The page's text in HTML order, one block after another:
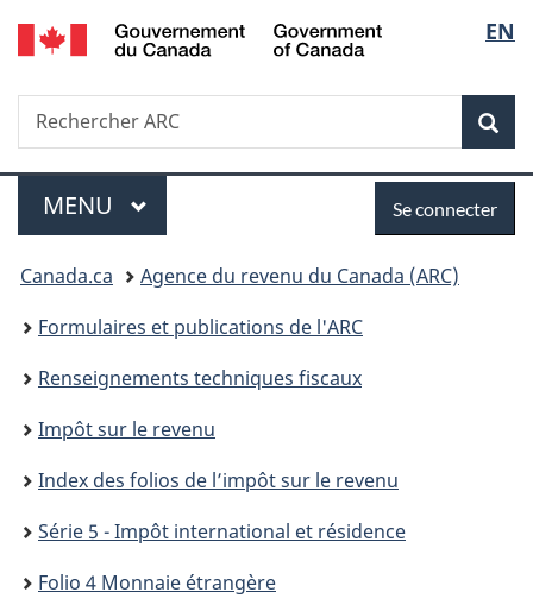
Passer
au
Passer
à
du
Passer
à
simplifiée
de
la
EN
Recherche
Rechercher
ARC
Menu
MENU PRINCIPAL
connecter
Se connecter
Vous
êtes
ici :
Canada.ca
Agence du revenu du Canada (ARC)
Formulaires et publications de l'ARC
Renseignements techniques fiscaux
Impôt sur le revenu
Index des folios de l’impôt sur le revenu
Série 5 - Impôt international et résidence
Folio 4 Monnaie étrangère